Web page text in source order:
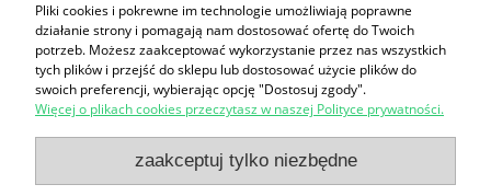
Zakupy
Pomoc
Moje konto
Pliki cookies i pokrewne im technologie umożliwiają poprawne
działanie strony i pomagają nam dostosować ofertę do Twoich
potrzeb. Możesz zaakceptować wykorzystanie przez nas wszystkich
tych plików i przejść do sklepu lub dostosować użycie plików do
swoich preferencji, wybierając opcję "Dostosuj zgody".
Więcej o plikach cookies przeczytasz w naszej Polityce prywatności.
zaakceptuj tylko niezbędne